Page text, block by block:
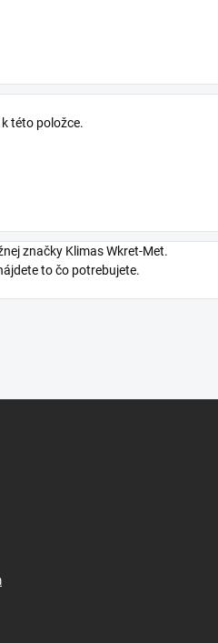
této položce.
značky Klimas Wkret-Met.
to čo potrebujete.